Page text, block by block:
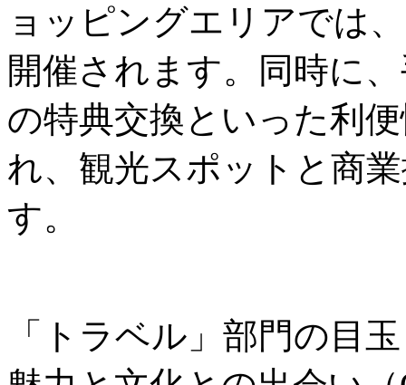
ョッピングエリアでは
開催されます。同時に
の特典交換といった利
れ、観光スポットと商
す。
「トラベル」部門の目